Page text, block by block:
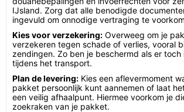
IJsland. Zorg dat alle benodigde
ingevuld om onnodige vertraging te
Kies voor verzekering: Overweeg om je
verzekeren tegen schade of verlies, vooral
zendingen. Zo ben je beschermd als er toch
tijdens het transport.
Plan de levering: Kies een aflevermoment
pakket persoonlijk kunt aannemen of laat
een veilig afhaalpunt. Hiermee voorkom je
zoekraken van je pakket.